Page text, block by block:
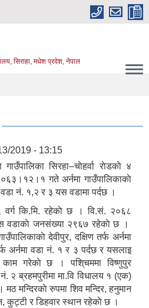
सिराहा, मधेश प्रदेश, नेपाल
2019 - 13:15
सिरहा–चाेहर्वा राेडकाे ४
गते अर्नमा गाउँपालिकाकाे
नं. १,२ र ३ यस वडामा पर्दछ ।
कि.मि. रहेकाे छ । वि.सं. २०६८
वडाकाे जनसंख्या २९६७ रहेकाे छ ।
देवीपुर, दक्षिण तर्फ अर्नमा
अर्नमा वडा नं. १ र ३ पर्दछ र यसलाइ
काम गरेकाे छ । पशि्चममा विष्णुपुर
२ ब्रहमपुरीमा मा.वि विधालय १ (एक)
मन्दिरकाे रुपमा शिव मन्दिर, हनुमान
कुट्टी र डिहवार स्थान रहेकाे छ ।